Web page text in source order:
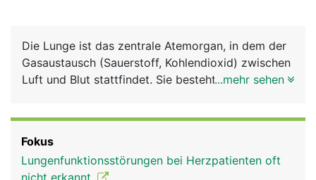
News
Rubriken
Die Lunge ist das zentrale Atemorgan, in dem der
Gasaustausch (Sauerstoff, Kohlendioxid) zwischen
Luft und Blut stattfindet. Sie besteht aus einem
der Speiseröhre und verschiedene Nerven in der
Brusthöhle liegen. Geschützt werden die
...mehr sehen
Fokus
Lungenfunktionsstörungen bei Herzpatienten oft
nicht erkannt